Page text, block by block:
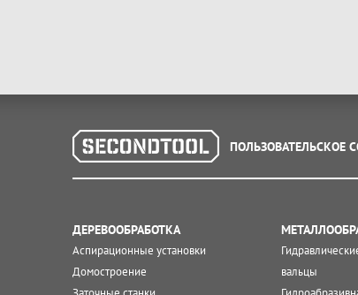
ПОЛЬЗОВАТЕЛЬСКОЕ
ДЕРЕВООБРАБОТКА
Аспирационные установки
Домостроение
вальцы